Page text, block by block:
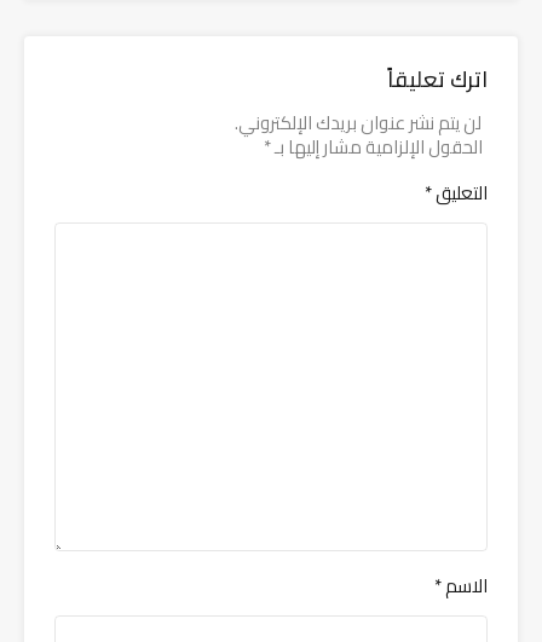
اترك تعليقاً
لن يتم نشر عنوان بريدك الإلكتروني.
الحقول الإلزامية مشار إليها بـ*
التعليق*
الاسم*